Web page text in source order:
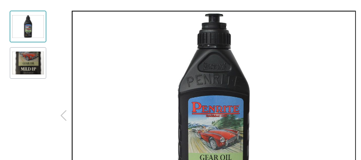
Autopflege
Literatur MG A
Midget & Sprite
Jaguar Mini Rover TR etc